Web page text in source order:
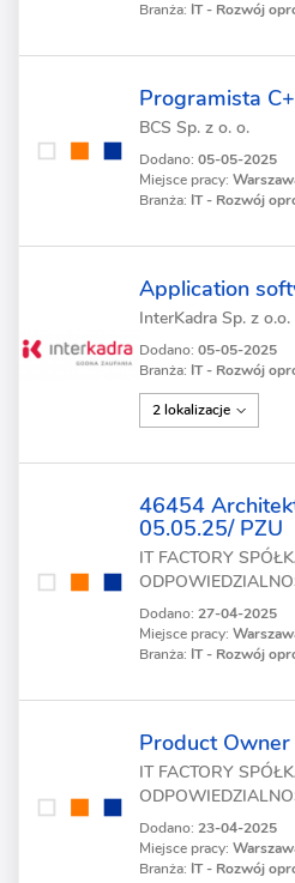
Branża: IT - Rozwój
Programista
BCS Sp. z o. o.
Dodano: 05-05-2025
Miejsce pracy:
Branża: IT - Rozwój
Application
InterKadra Sp. z o.o.
Dodano: 05-05-2025
Branża: IT - Rozwój
2 lokalizacje
46454
05.05.25/ PZU
IT FACTORY
Dodano: 27-04-2025
Miejsce pracy:
Branża: IT - Rozwój
Product Owner
IT FACTORY
Dodano: 23-04-2025
Miejsce pracy:
Branża: IT - Rozwój